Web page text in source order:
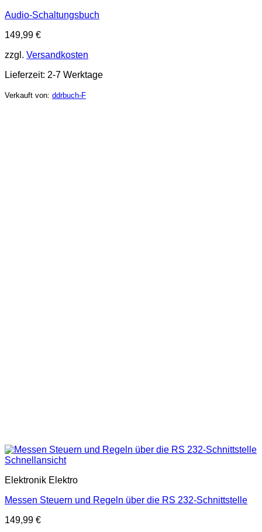
Audio-Schaltungsbuch
149,99 €
zzgl. Versandkosten
Lieferzeit: 2-7 Werktage
Verkauft von: ddrbuch-F
Schnellansicht
Elektronik Elektro
Messen Steuern und Regeln über die RS 232-Schnittstelle
149,99 €